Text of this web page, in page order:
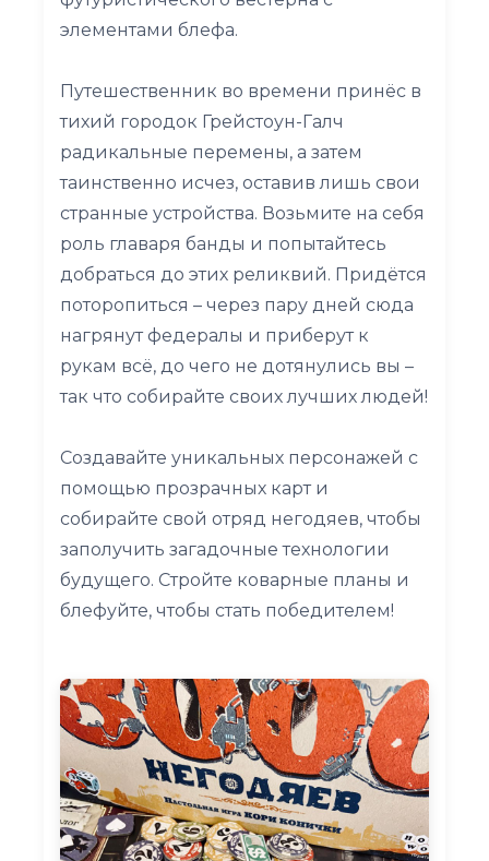
элементами блефа.
Путешественник во времени принёс в
тихий городок Грейстоун-Галч
радикальные перемены, а затем
таинственно исчез, оставив лишь свои
странные устройства. Возьмите на себя
роль главаря банды и попытайтесь
добраться до этих реликвий. Придётся
поторопиться – через пару дней сюда
нагрянут федералы и приберут к
рукам всё, до чего не дотянулись вы –
так что собирайте своих лучших людей!
Создавайте уникальных персонажей с
помощью прозрачных карт и
собирайте свой отряд негодяев, чтобы
заполучить загадочные технологии
будущего. Стройте коварные планы и
блефуйте, чтобы стать победителем!